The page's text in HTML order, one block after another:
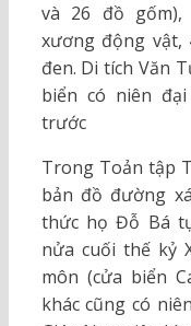
và 26 đồ gốm),
xương động
đen. Di tích Văn
biển có niên đại
trước
Trong Toản tập
bản đồ đường
thức họ Đỗ Bá
nửa cuối thế kỷ
môn (cửa biển
khác cũng có